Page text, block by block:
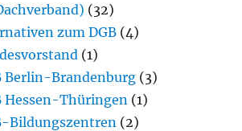
(32)
zum DGB (4)
(1)
Berlin-Brandenburg (3)
Hessen-Thüringen (1)
Bildungszentren (2)